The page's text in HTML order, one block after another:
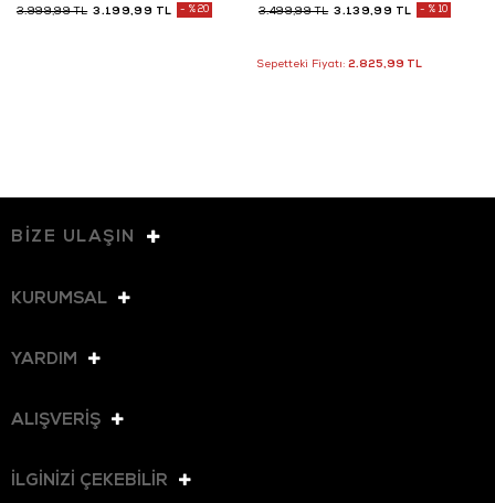
3.199,99 TL
3.999,99 TL %20 3.139,99 TL
3.499,99 TL %10
Sepetteki Fiyatı: 2.825,99 TL
BİZE ULAŞIN
KURUMSAL
YARDIM
ALIŞVERİŞ
İLGİNİZİ ÇEKEBİLİR